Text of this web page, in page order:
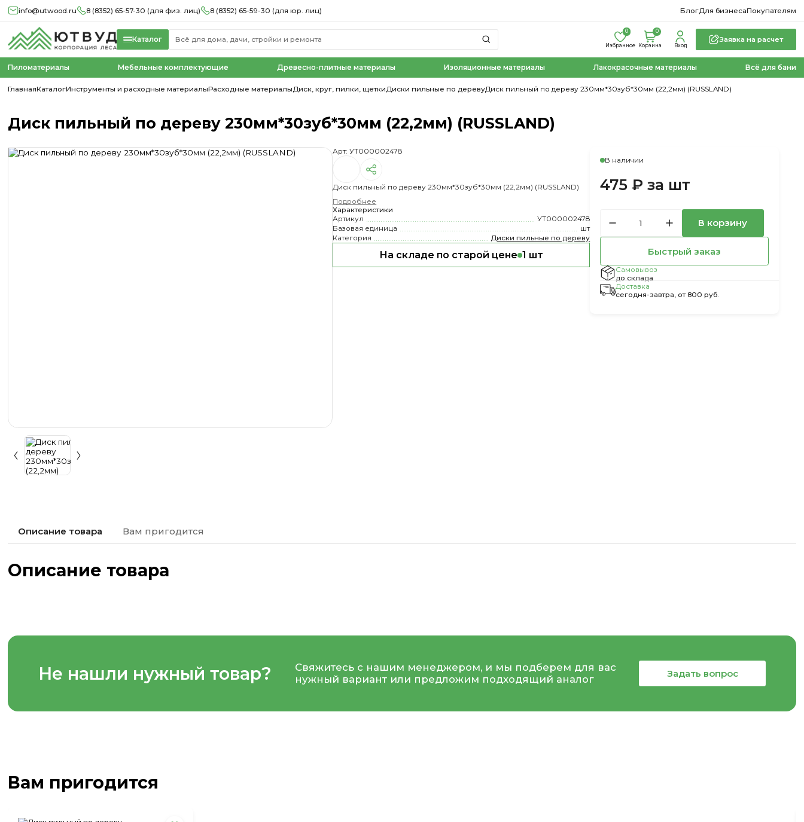
info@utwood.ru 8 (8352) 65-57-30 (для физ. лиц) 8 (8352) 65-59-30 (для юр. лиц) БлогДля бизнесаПокупателям
Каталог
Избранное
0 0
Корзина Вход
Заявка на расчет
Пиломатериалы Мебельные комплектующие Древесно-плитные материалы Изоляционные материалы Лакокрасочные материалы Всё для бани
ГлавнаяКаталогИнструменты и расходные материалыРасходные материалыДиск, круг, пилки, щеткиДиски пильные по деревуДиск пильный по дереву 230мм*30зуб*30мм (22,2мм) (RUSSLAND)
Диск пильный по дереву 230мм*30зуб*30мм (22,2мм) (RUSSLAND)
Арт: УТ000002478
Диск пильный по дереву 230мм*30зуб*30мм (22,2мм) (RUSSLAND)
Подробнее
Характеристики
Артикул
УТ000002478
Базовая единица
шт
Категория
Диски пильные по дереву
На складе по старой цене 1 шт
В наличии
475 ₽ за шт
В корзину
Быстрый заказ
Самовывоз
до склада
Доставка
сегодня-завтра, от 800 руб.
Описание товара Вам пригодится
Описание товара
Не нашли нужный товар?
Свяжитесь с нашим менеджером, и мы подберем для вас
нужный вариант или предложим подходящий аналог
Задать вопрос
Вам пригодится